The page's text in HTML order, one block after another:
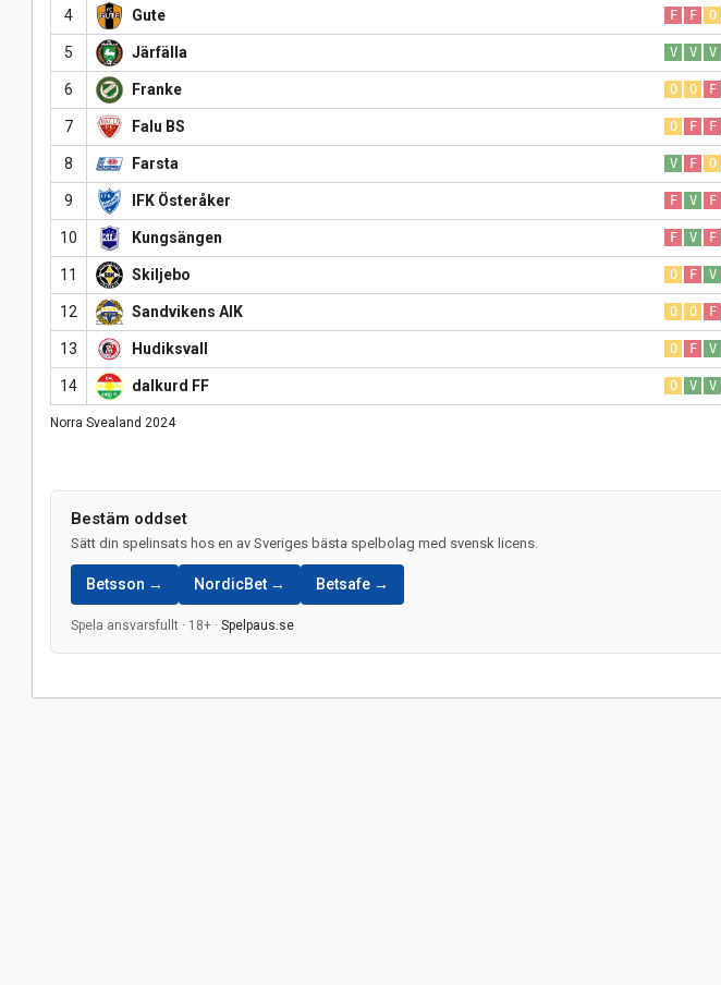
4 Gute F F O
5 Järfälla V V V
6 Franke O O F
7 Falu BS O F F
8 Farsta V F O
9 IFK Österåker F V F
10 Kungsängen F V F
11 Skiljebo O F V
12 Sandvikens AIK O O F
13 Hudiksvall O F V
14 dalkurd FF O V V
Norra Svealand 2024
Bestäm oddset
Sätt din spelinsats hos en av Sveriges bästa spelbolag med svensk licens.
Betsson → NordicBet → Betsafe →
Spela ansvarsfullt · 18+ · Spelpaus.se